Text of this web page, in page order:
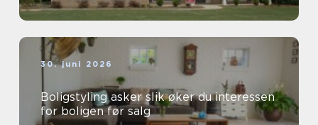
30. juni 2026
Boligstyling asker slik øker du interessen
for boligen før salg